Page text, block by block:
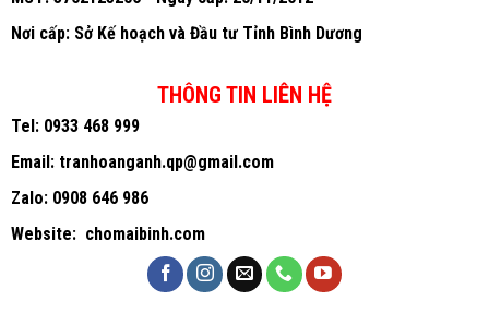
Nơi cấp: Sở Kế hoạch và Đầu tư Tỉnh Bình Dương
THÔNG TIN LIÊN HỆ
Tel:0933 468 999
Email:tranhoanganh.qp@gmail.com
Zalo:0908 646 986
Website: chomaibinh.com